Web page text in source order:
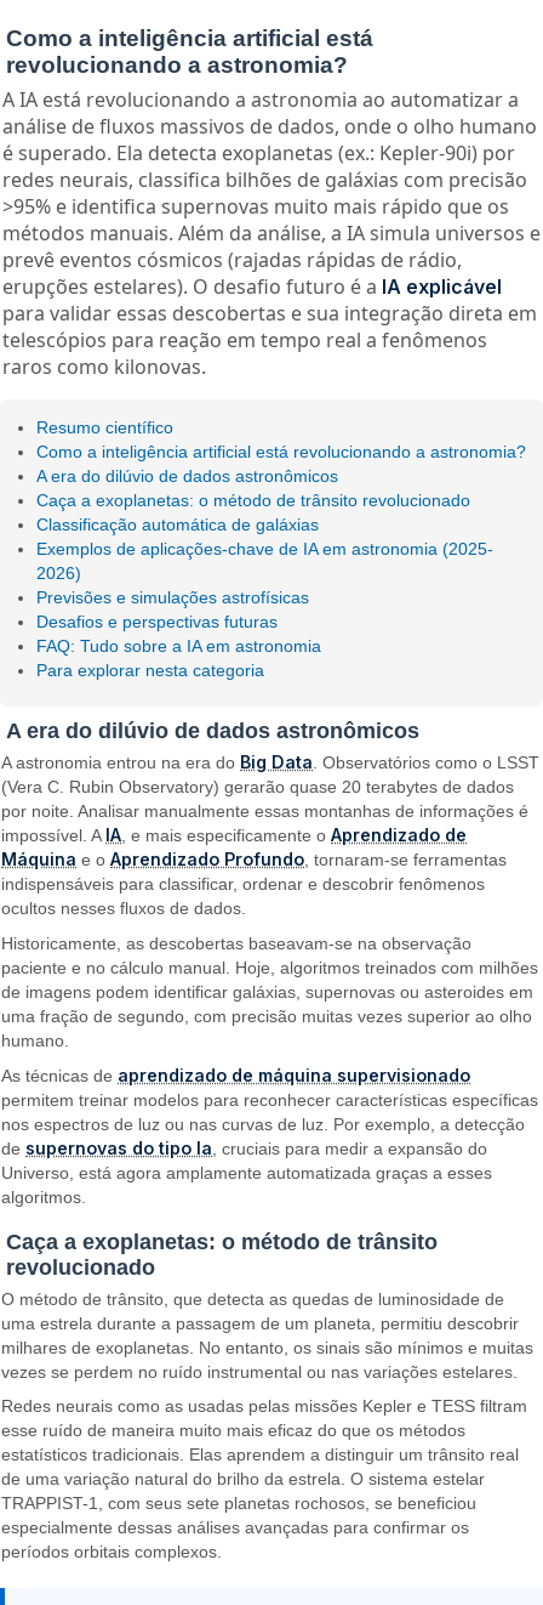
Como a inteligência artificial está
revolucionando a astronomia?
A IA está revolucionando a astronomia ao automatizar a
análise de fluxos massivos de dados, onde o olho humano
é superado. Ela detecta exoplanetas (ex.: Kepler-90i) por
redes neurais, classifica bilhões de galáxias com precisão
>95% e identifica supernovas muito mais rápido que os
métodos manuais. Além da análise, a IA simula universos e
prevê eventos cósmicos (rajadas rápidas de rádio,
erupções estelares). O desafio futuro é a IA explicável
para validar essas descobertas e sua integração direta em
telescópios para reação em tempo real a fenômenos
raros como kilonovas.
Resumo científico
Como a inteligência artificial está revolucionando a astronomia?
A era do dilúvio de dados astronômicos
Caça a exoplanetas: o método de trânsito revolucionado
Classificação automática de galáxias
Exemplos de aplicações-chave de IA em astronomia (2025-
2026)
Previsões e simulações astrofísicas
Desafios e perspectivas futuras
FAQ: Tudo sobre a IA em astronomia
Para explorar nesta categoria
A era do dilúvio de dados astronômicos
A astronomia entrou na era do Big Data. Observatórios como o LSST
(Vera C. Rubin Observatory) gerarão quase 20 terabytes de dados
por noite. Analisar manualmente essas montanhas de informações é
impossível. A IA, e mais especificamente oAprendizado de
Máquina e oAprendizado Profundo, tornaram-se ferramentas
indispensáveis para classificar, ordenar e descobrir fenômenos
ocultos nesses fluxos de dados.
Historicamente, as descobertas baseavam-se na observação
paciente e no cálculo manual. Hoje, algoritmos treinados com milhões
de imagens podem identificar galáxias, supernovas ou asteroides em
uma fração de segundo, com precisão muitas vezes superior ao olho
humano.
As técnicas de aprendizado de máquina supervisionado
permitem treinar modelos para reconhecer características específicas
nos espectros de luz ou nas curvas de luz. Por exemplo, a detecção
de supernovas do tipo Ia , cruciais para medir a expansão do
Universo, está agora amplamente automatizada graças a esses
algoritmos.
Caça a exoplanetas: o método de trânsito
revolucionado
O método de trânsito, que detecta as quedas de luminosidade de
uma estrela durante a passagem de um planeta, permitiu descobrir
milhares de exoplanetas. No entanto, os sinais são mínimos e muitas
vezes se perdem no ruído instrumental ou nas variações estelares.
Redes neurais como as usadas pelas missões Kepler e TESS filtram
esse ruído de maneira muito mais eficaz do que os métodos
estatísticos tradicionais. Elas aprendem a distinguir um trânsito real
de uma variação natural do brilho da estrela. O sistema estelar
TRAPPIST-1, com seus sete planetas rochosos, se beneficiou
especialmente dessas análises avançadas para confirmar os
períodos orbitais complexos.